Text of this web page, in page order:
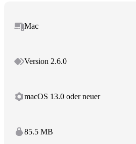
Mac
Version 2.6.0
macOS 13.0 oder neuer
85.5 MB